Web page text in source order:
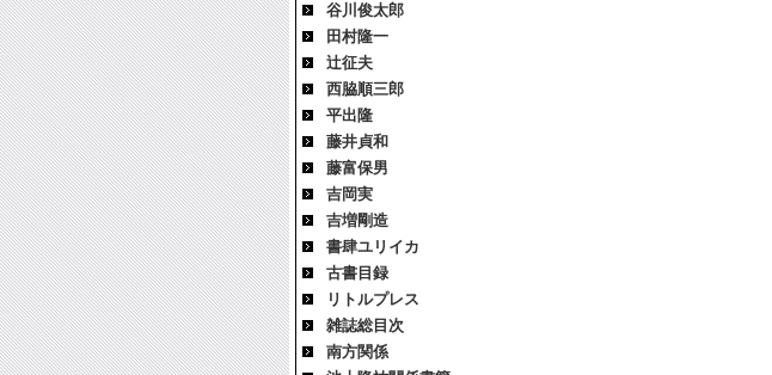
谷川俊太郎
田村隆一
辻征夫
西脇順三郎
平出隆
藤井貞和
藤富保男
吉岡実
吉増剛造
書肆ユリイカ
古書目録
リトルプレス
雑誌総目次
南方関係